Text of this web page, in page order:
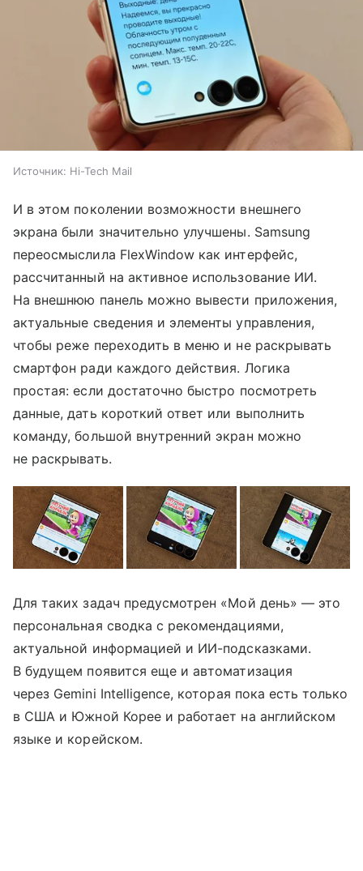
Источник: Hi-Tech Mail
И в этом поколении возможности внешнего
экрана были значительно улучшены. Samsung
переосмыслила FlexWindow как интерфейс,
рассчитанный на активное использование ИИ.
На внешнюю панель можно вывести приложения,
актуальные сведения и элементы управления,
чтобы реже переходить в меню и не раскрывать
смартфон ради каждого действия. Логика
простая: если достаточно быстро посмотреть
данные, дать короткий ответ или выполнить
команду, большой внутренний экран можно
не раскрывать.
Для таких задач предусмотрен «Мой день» — это
персональная сводка с рекомендациями,
актуальной информацией и ИИ-подсказками.
В будущем появится еще и автоматизация
через Gemini Intelligence, которая пока есть только
в США и Южной Корее и работает на английском
языке и корейском.